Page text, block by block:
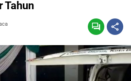
Tahun